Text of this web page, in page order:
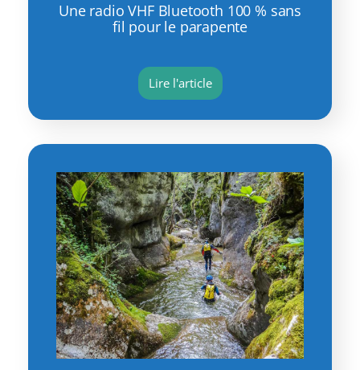
Une radio VHF Bluetooth 100 % sans
fil pour le parapente
Lire l'article